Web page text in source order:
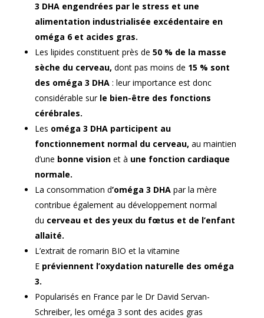
3 DHA engendrées par le stress et une
alimentation industrialisée excédentaire en
oméga 6 et acides gras.
Les lipides constituent près de 50 % de la masse
sèche du cerveau, dont pas moins de 15 % sont
des oméga 3 DHA : leur importance est donc
considérable sur le bien-être des fonctions
cérébrales.
Les oméga 3 DHA participent au
fonctionnement normal du cerveau, au maintien
d’une bonne visionet à une fonction cardiaque
normale.
La consommation d’oméga 3 DHApar la mère
contribue également au développement normal
du cerveau et des yeux du fœtus et de l’enfant
allaité.
L’extrait de romarin BIO et la vitamine
Epréviennent l’oxydation naturelle des oméga
3.
Popularisés en France par le Dr David Servan-
Schreiber, les oméga 3 sont des acides gras